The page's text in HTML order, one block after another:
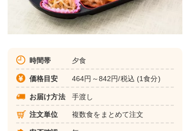
時間帯 夕食
価格目安 464円～842円/税込 (1食分)
お届け方法 手渡し
注文単位 複数食をまとめて注文